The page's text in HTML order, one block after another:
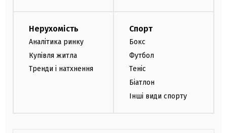
Нерухомість
Аналітика ринку
Купівля житла
Тренди і натхнення
Спорт
Бокс
Футбол
Теніс
Біатлон
Інші види спорту